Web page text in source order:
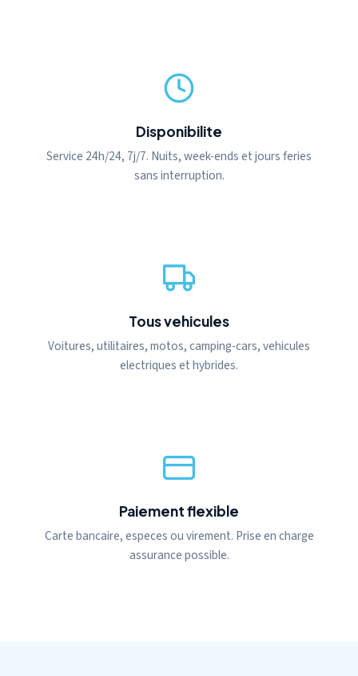
Disponibilite
Service 24h/24, 7j/7. Nuits, week-ends et jours feries
sans interruption.
Tous vehicules
Voitures, utilitaires, motos, camping-cars, vehicules
electriques et hybrides.
Paiement flexible
Carte bancaire, especes ou virement. Prise en charge
assurance possible.